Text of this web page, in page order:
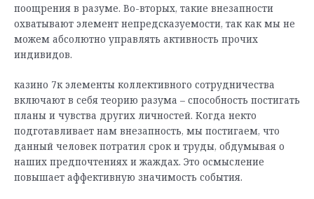
поощрения в разуме. Во-вторых, такие внезапности
охватывают элемент непредсказуемости, так как мы не
можем абсолютно управлять активность прочих
индивидов.
казино 7к элементы коллективного сотрудничества
включают в себя теорию разума – способность постигать
планы и чувства других личностей. Когда некто
подготавливает нам внезапность, мы постигаем, что
данный человек потратил срок и труды, обдумывая о
наших предпочтениях и жаждах. Это осмысление
повышает аффективную значимость события.